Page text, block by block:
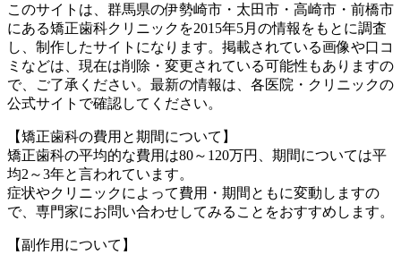
このサイトは、群馬県の伊勢崎市・太田市・高崎市・前橋市
にある矯正歯科クリニックを2015年5月の情報をもとに調査
し、制作したサイトになります。掲載されている画像や口コ
ミなどは、現在は削除・変更されている可能性もありますの
で、ご了承ください。最新の情報は、各医院・クリニックの
公式サイトで確認してください。
【矯正歯科の費用と期間について】
矯正歯科の平均的な費用は80～120万円、期間については平
均2～3年と言われています。
症状やクリニックによって費用・期間ともに変動しますの
で、専門家にお問い合わせしてみることをおすすめします。
【副作用について】